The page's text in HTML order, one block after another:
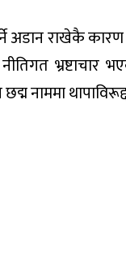
अडान राखेकै
भ्रष्टाचार
नाममा